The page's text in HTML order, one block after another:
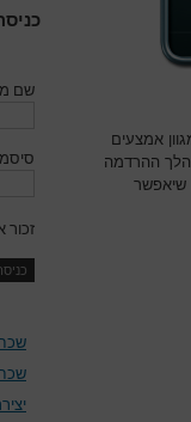
אמצעים
ההרדמה
שיאפשר
שם
זכור